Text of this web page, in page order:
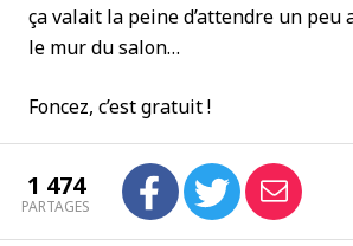
ça valait la peine d’attendre un peu
le mur du salon…
Foncez, c’est gratuit !
1 474
PARTAGES